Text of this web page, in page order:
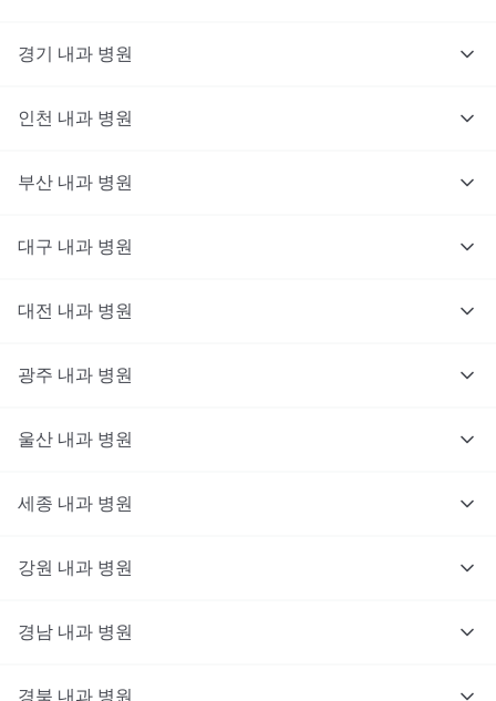
경기 내과 병원
인천 내과 병원
부산 내과 병원
대구 내과 병원
대전 내과 병원
광주 내과 병원
울산 내과 병원
세종 내과 병원
강원 내과 병원
경남 내과 병원
경북 내과 병원